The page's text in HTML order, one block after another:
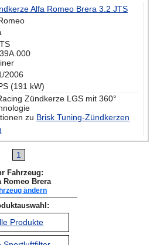
Alfa Romeo Brera 3.2 JTS
2006
(191 kW)
Zündkerze LGS mit 360°
zu Brisk Tuning-Zündkerzen
1
Fahrzeug:
Romeo Brera
ändern
Produkte